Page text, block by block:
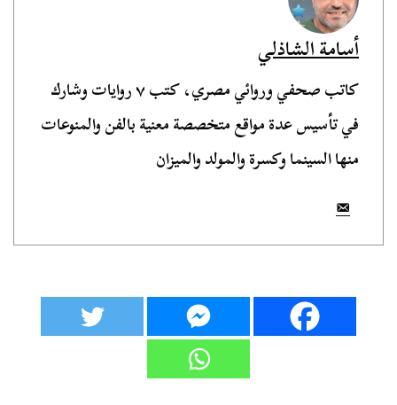
أسامة الشاذلي
كاتب صحفي وروائي مصري، كتب ٧ روايات وشارك
في تأسيس عدة مواقع متخصصة معنية بالفن والمنوعات
منها السينما وكسرة والمولد والميزان